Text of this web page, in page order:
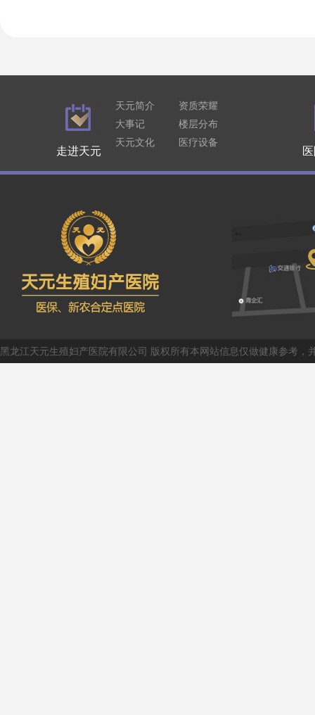
走进天元
天元简介
资质荣耀
大事记
楼层分布
天元文化
医疗设备
黑龙江天元生殖妇产医院有限公司 版权所有本网站信息仅做健康参考